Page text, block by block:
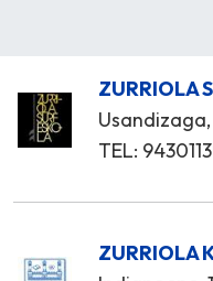
ZURRIOLA
TEL:
ZURRIOLA